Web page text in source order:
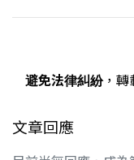
避免法律糾紛，轉
文章回應